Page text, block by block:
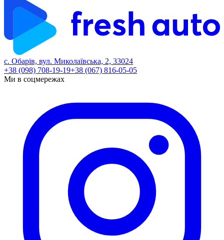
с. Обарів, вул. Миколаївська, 2, 33024
+38 (098) 708-19-19+38 (067) 816-05-05
Ми в соцмережах